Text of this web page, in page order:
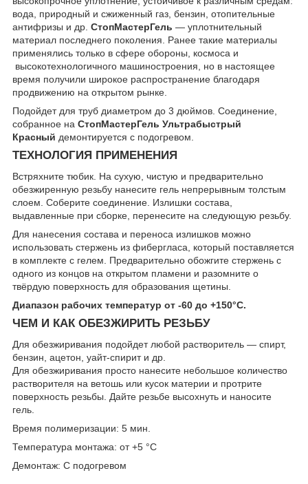
вода, природный и сжиженный газ, бензин, отопительные
антифризы и др. СтопМастерГель — уплотнительный
материал последнего поколения. Ранее такие материалы
применялись только в сфере обороны, космоса и
высокотехнологичного машиностроения, но в настоящее
время получили широкое распространение благодаря
продвижению на открытом рынке.
Подойдет для труб диаметром до 3 дюймов. Соединение,
собранное на СтопМастерГель Ультрабыстрый
Красный демонтируется с подогревом.
ТЕХНОЛОГИЯ ПРИМЕНЕНИЯ
Встряхните тюбик. На сухую, чистую и предварительно
обезжиренную резьбу нанесите гель непрерывным толстым
слоем. Соберите соединение. Излишки состава,
выдавленные при сборке, перенесите на следующую резьбу.
Для нанесения состава и переноса излишков можно
использовать стержень из фибергласа, который поставляется
в комплекте с гелем. Предварительно обожгите стержень с
одного из концов на открытом пламени и разомните о
твёрдую поверхность для образования щетины.
Диапазон рабочих температур от -60 до +150°C.
ЧЕМ И КАК ОБЕЗЖИРИТЬ РЕЗЬБУ
Для обезжиривания подойдет любой растворитель — спирт,
бензин, ацетон, уайт-спирит и др.
Для обезжиривания просто нанесите небольшое количество
растворителя на ветошь или кусок материи и протрите
поверхность резьбы. Дайте резьбе высохнуть и наносите
гель.
Время полимеризации: 5 мин.
Температура монтажа: от +5 °С
Демонтаж: С подогревом